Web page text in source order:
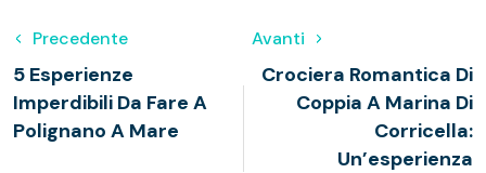
Precedente
5 Esperienze
Imperdibili Da Fare A
Polignano A Mare
Avanti
Crociera Romantica Di
Coppia A Marina Di
Corricella:
Un’esperienza